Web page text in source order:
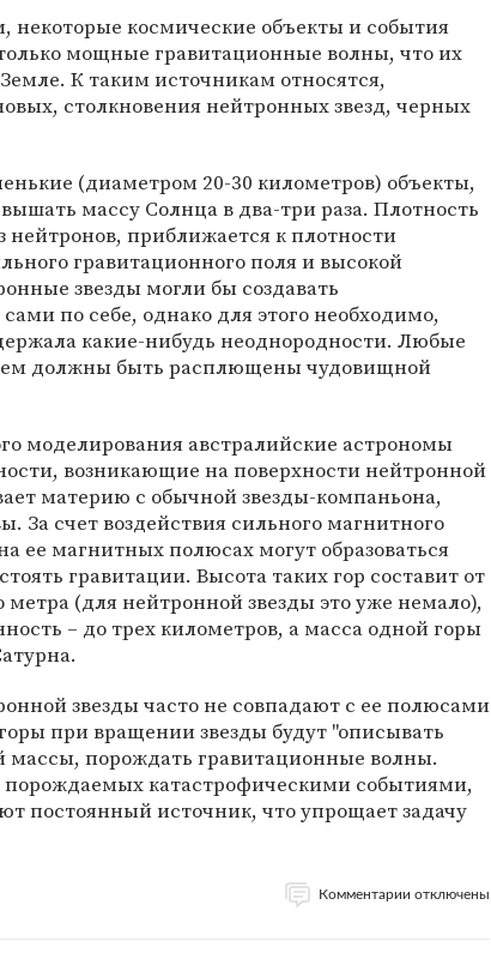
космические объекты и события
мощные гравитационные волны, что их
К таким источникам относятся,
столкновения нейтронных звезд, черных
(диаметром 20-30 километров) объекты,
массу Солнца в два-три раза. Плотность
приближается к плотности
гравитационного поля и высокой
звезды могли бы создавать
по себе, однако для этого необходимо,
какие-нибудь неоднородности. Любые
должны быть расплющены чудовищной
моделирования австралийские астрономы
возникающие на поверхности нейтронной
материю с обычной звезды-компаньона,
За счет воздействия сильного магнитного
ее магнитных полюсах могут образоваться
гравитации. Высота таких гор составит от
метра (для нейтронной звезды это уже немало),
– до трех километров, а масса одной горы
звезды часто не совпадают с ее полюсами
при вращении звезды будут "описывать
массы, порождать гравитационные волны.
порождаемых катастрофическими событиями,
постоянный источник, что упрощает задачу
Комментарии отключены